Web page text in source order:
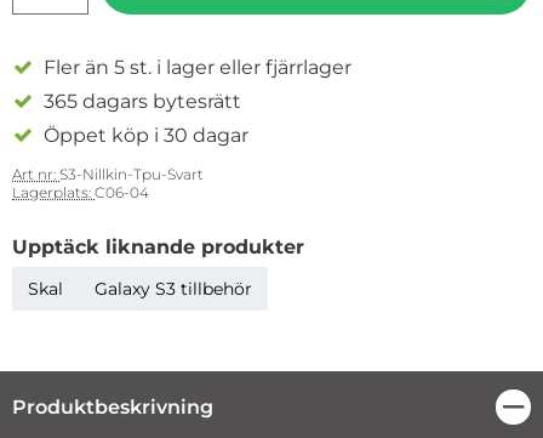
Fler än 5 st. i lager eller fjärrlager
365 dagars bytesrätt
Öppet köp i 30 dagar
Art nr: S3-Nillkin-Tpu-Svart
Lagerplats: C06-04
Upptäck liknande produkter
Skal Galaxy S3 tillbehör
Produktbeskrivning